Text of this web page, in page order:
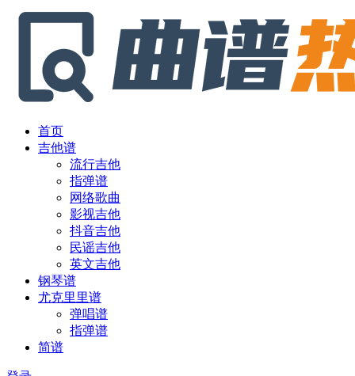
首页
吉他谱
流行吉他
指弹谱
网络歌曲
影视吉他
抖音吉他
民谣吉他
英文吉他
钢琴谱
尤克里里谱
弹唱谱
指弹谱
简谱